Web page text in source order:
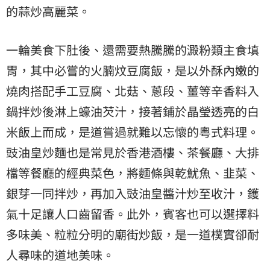
的蒜炒高麗菜。
一輪美食下肚後、還需要熱騰騰的澱粉類主食填
胃，其中必嘗的火腩炆豆腐飯，是以外酥內嫩的
燒肉搭配手工豆腐、北菇、蔥段、薑等辛香料入
鍋拌炒後淋上蠔油芡汁，接著鋪於晶瑩透亮的白
米飯上而成，是道嘗過就難以忘懷的粵式料理。
豉油皇炒麵也是常見於香港酒樓、茶餐廳、大排
檔等餐廳的經典菜色，將麵條與乾魷魚、韭菜、
銀芽一同拌炒，再加入豉油皇醬汁炒至收汁，鑊
氣十足讓人口齒留香。此外，賓客也可以選擇料
多味美、粒粒分明的廟街炒飯，是一道樸實卻耐
人尋味的道地美味。